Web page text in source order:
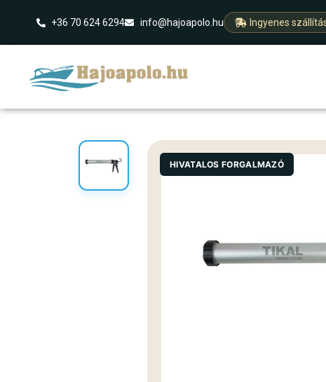
+36 70 624 6294 info@hajoapolo.hu Ingyenes
HIVATALOS FORGALMAZÓ